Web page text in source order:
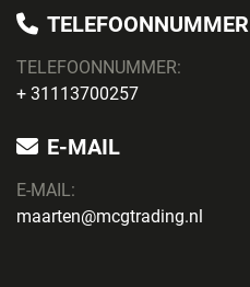
TELEFOONNUMMER
TELEFOONNUMMER:
+ 31113700257
E-MAIL
E-MAIL:
maarten@mcgtrading.nl